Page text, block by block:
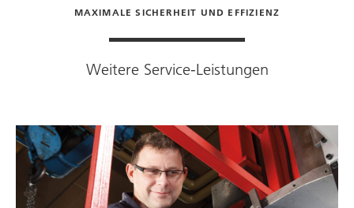
MAXIMALE SICHERHEIT UND EFFIZIENZ
Weitere Service-Leistungen